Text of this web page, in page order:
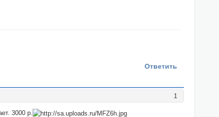
Ответить
1
3000 р.